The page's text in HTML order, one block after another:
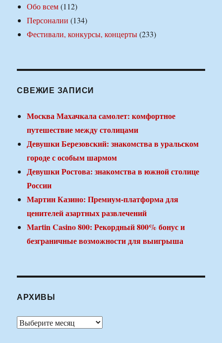
Обо всем(112)
Персоналии (134)
Фестивали, конкурсы, концерты(233)
СВЕЖИЕ ЗАПИСИ
Москва Махачкала самолет: комфортное
путешествие между столицами
Девушки Березовский: знакомства в уральском
городе с особым шармом
Девушки Ростова: знакомства в южной столице
России
Мартин Казино: Премиум-платформа для
ценителей азартных развлечений
Martin Casino 800: Рекордный 800% бонус и
безграничные возможности для выигрыша
АРХИВЫ
Архивы